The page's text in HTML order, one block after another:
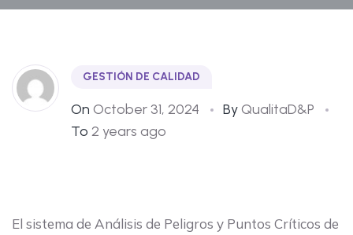
GESTIÓN DE CALIDAD
On October 31, 2024 ByQualitaD&P
To 2 years ago
El sistema de Análisis de Peligros y Puntos Críticos de